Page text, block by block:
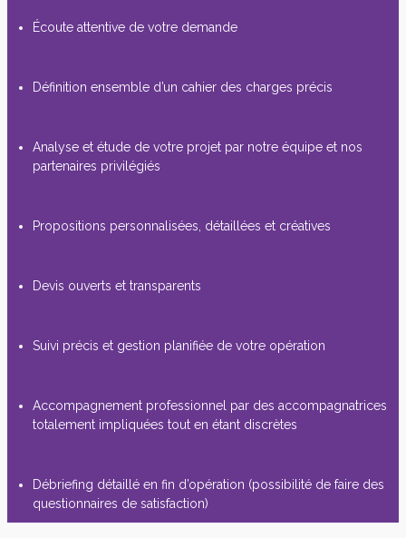
Écoute attentive de votre demande
Définition ensemble d’un cahier des charges précis
Analyse et étude de votre projet par notre équipe et nos
partenaires privilégiés
Propositions personnalisées, détaillées et créatives
Devis ouverts et transparents
Suivi précis et gestion planifiée de votre opération
Accompagnement professionnel par des accompagnatrices
totalement impliquées tout en étant discrètes
Débriefing détaillé en fin d’opération (possibilité de faire des
questionnaires de satisfaction)